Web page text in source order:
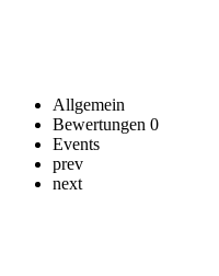
Allgemein
Bewertungen 0
Events
prev
next